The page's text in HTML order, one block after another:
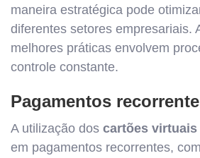
maneira estratégica pode
diferentes setores empresariais.
melhores práticas envolvem
controle constante.
Pagamentos
A utilização dos cartões virtuais
em pagamentos recorrentes,